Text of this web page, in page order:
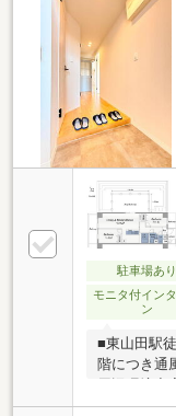
ム有り■防
駐車場あり
モニタ付イン
ン
■東山田駅
階につき通
ーーーー◎